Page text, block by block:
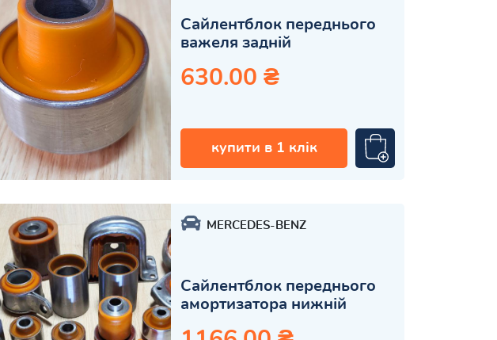
Сайлентблок переднього
важеля задній
630.00 ₴
купити в 1 клік
MERCEDES-BENZ
Сайлентблок переднього
амортизатора нижній